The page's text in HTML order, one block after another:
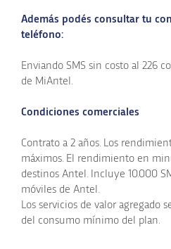
Además podés consultar tu
teléfono:
Enviando SMS sin costo al 226
de MiAntel.
Condiciones comerciales
Contrato a 2 años. Los
máximos. El rendimiento en
destinos Antel. Incluye 10.000
móviles de Antel.
Los servicios de valor agregado
del consumo mínimo del plan.